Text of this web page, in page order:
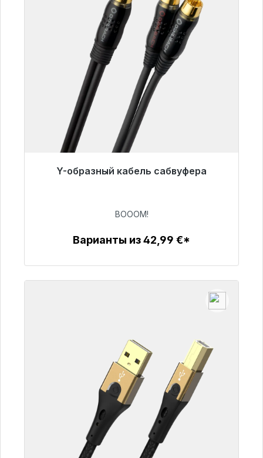
Y-образный кабель сабвуфера
Готовы к немедленной отправке, срок
53,49 €
BOOOM!
Варианты из 42,99 €*